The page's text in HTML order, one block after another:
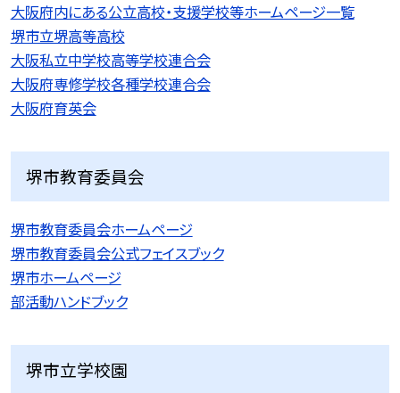
大阪府内にある公立高校・支援学校等ホームページ一覧
堺市立堺高等高校
大阪私立中学校高等学校連合会
大阪府専修学校各種学校連合会
大阪府育英会
堺市教育委員会
堺市教育委員会ホームページ
堺市教育委員会公式フェイスブック
堺市ホームページ
部活動ハンドブック
堺市立学校園